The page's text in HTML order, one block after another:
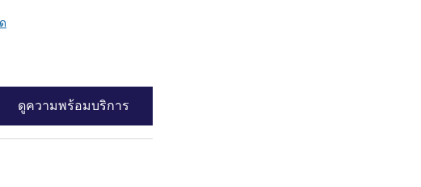
ดูความพร้อมบริการ